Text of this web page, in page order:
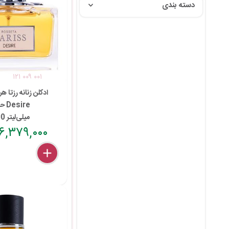
۱۲۱ ۰۰۹ ۰۰۱
ادکلن زنانه
Desire حجم
100 میلی‌لیتر
۶,۳۷۹,۰۰۰
delete
remove
add
دسته بندی